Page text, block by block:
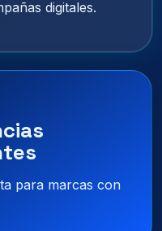
digitales.
para marcas con